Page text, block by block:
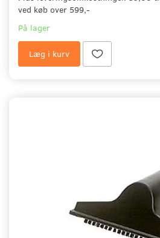
ved køb over 599,-
På lager
Læg i kurv